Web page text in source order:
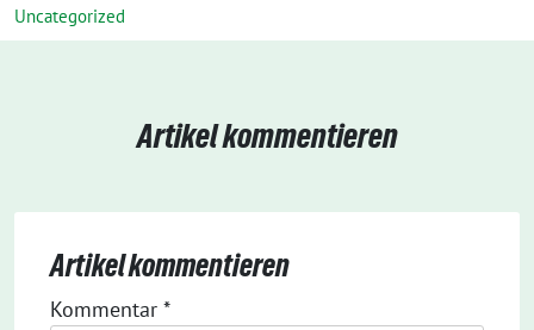
Uncategorized
Artikel kommentieren
Artikel kommentieren
Kommentar *